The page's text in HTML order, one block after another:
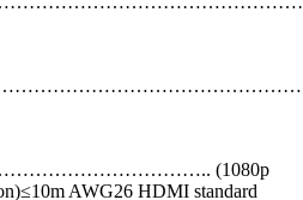
(1080p
AWG26 HDMI standard